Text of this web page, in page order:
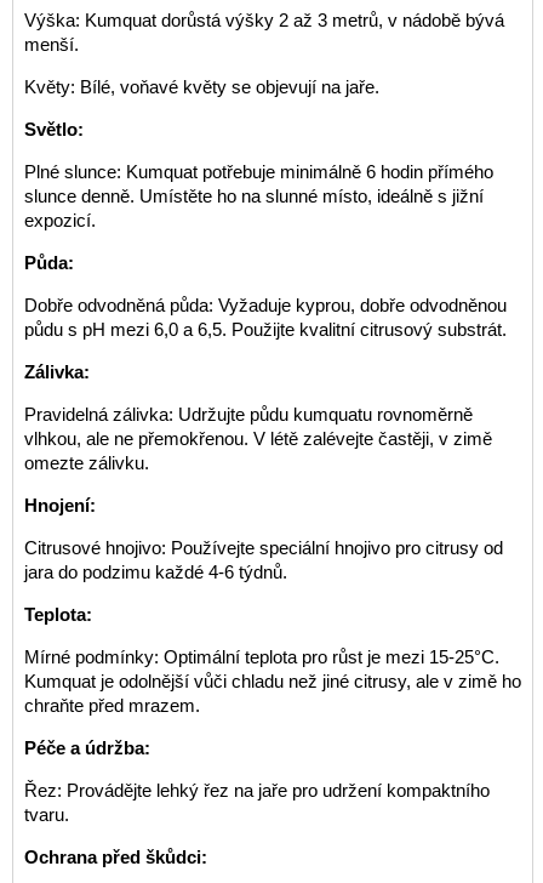
Výška: Kumquat dorůstá výšky 2 až 3 metrů, v nádobě bývá
menší.
Květy: Bílé, voňavé květy se objevují na jaře.
Světlo:
Plné slunce: Kumquat potřebuje minimálně 6 hodin přímého
slunce denně. Umístěte ho na slunné místo, ideálně s jižní
expozicí.
Půda:
Dobře odvodněná půda: Vyžaduje kyprou, dobře odvodněnou
půdu s pH mezi 6,0 a 6,5. Použijte kvalitní citrusový substrát.
Zálivka:
Pravidelná zálivka: Udržujte půdu kumquatu rovnoměrně
vlhkou, ale ne přemokřenou. V létě zalévejte častěji, v zimě
omezte zálivku.
Hnojení:
Citrusové hnojivo: Používejte speciální hnojivo pro citrusy od
jara do podzimu každé 4-6 týdnů.
Teplota:
Mírné podmínky: Optimální teplota pro růst je mezi 15-25°C.
Kumquat je odolnější vůči chladu než jiné citrusy, ale v zimě ho
chraňte před mrazem.
Péče a údržba:
Řez: Provádějte lehký řez na jaře pro udržení kompaktního
tvaru.
Ochrana před škůdci: